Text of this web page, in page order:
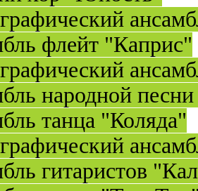
флейт "Каприс"
народной
танца "Коляда"
гитаристов